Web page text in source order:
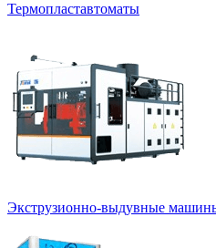
Термопластавтоматы
Экструзионно-выдувные